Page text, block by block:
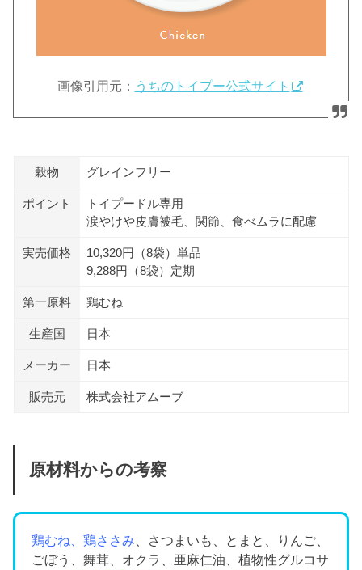
画像引用元： うちのトイプー公式サイト
穀物 グレインフリー
ポイント
トイプードル専用
涙やけや皮膚被毛、関節、食べムラに配慮
実売価格
10,320円（8袋）単品
9,288円（8袋）定期
第一原料 鶏むね
生産国 日本
メーカー 日本
販売元 株式会社アムーブ
原材料からの考察
鶏むね、鶏ささみ 、さつまいも、とまと、りんご、
ごぼう、舞茸、オクラ、亜麻仁油、植物性グルコサ